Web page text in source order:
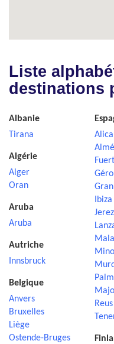
Liste
destinations
Albanie
Tirana
Algérie
Alger
Oran
Aruba
Aruba
Autriche
Innsbruck
Belgique
Anvers
Bruxelles
Liège
Ostende-Bruges
Ibiza
Jerez
Reus